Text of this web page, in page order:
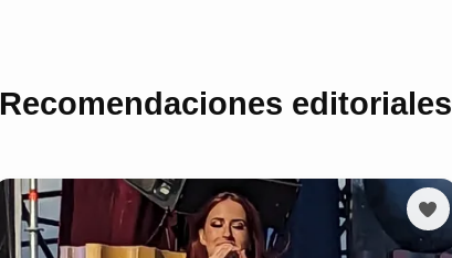
Recomendaciones editoriales